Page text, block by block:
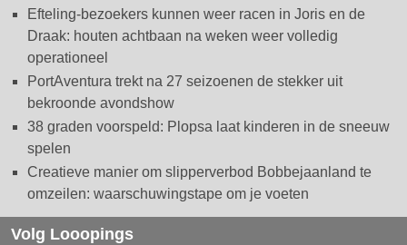
Efteling-bezoekers kunnen weer racen in Joris en de
Draak: houten achtbaan na weken weer volledig
operationeel
PortAventura trekt na 27 seizoenen de stekker uit
bekroonde avondshow
38 graden voorspeld: Plopsa laat kinderen in de sneeuw
spelen
Creatieve manier om slipperverbod Bobbejaanland te
omzeilen: waarschuwingstape om je voeten
Volg Looopings